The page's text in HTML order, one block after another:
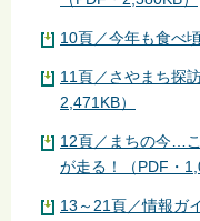
10頁／今年も食べ
11頁／さやまち探
2,471KB）
12頁／まちの今…
が走る！（PDF・
13～21頁／情報ガ